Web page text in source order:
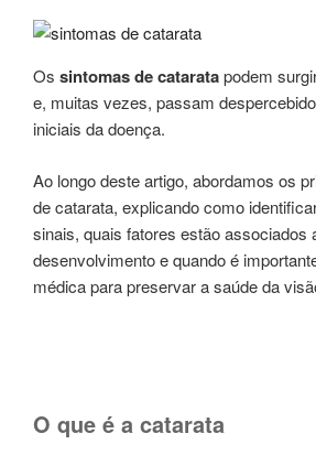
Os sintomas de cataratapodem
e, muitas vezes, passam
iniciais da doença.
Ao longo deste artigo, abordamos os
de catarata, explicando como
sinais, quais fatores estão associados
desenvolvimento e quando é
médica para preservar a saúde da
O que é a catarata